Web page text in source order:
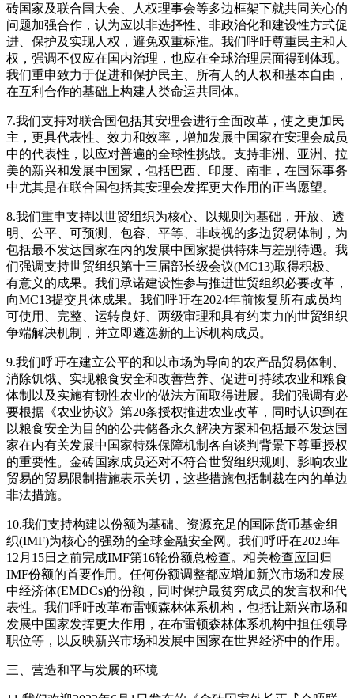
砖国家及联合国大会、人权理事会等多边框架下就共同关心的
问题加强合作，认为应以非选择性、非政治化和建设性方式促
进、保护及实现人权，避免双重标准。我们呼吁尊重民主和人
权，强调不仅应在国内治理，也应在全球治理层面得到体现。
我们重申致力于促进和保护民主、所有人的人权和基本自由，
在互利合作的基础上构建人类命运共同体。
7.我们支持对联合国包括其安理会进行全面改革，使之更加民
主，更具代表性、效力和效率，增加发展中国家在安理会成员
中的代表性，以应对普遍的全球性挑战。支持非洲、亚洲、拉
美的新兴和发展中国家，包括巴西、印度、南非，在国际事务
中尤其是在联合国包括其安理会发挥更大作用的正当愿望。
8.我们重申支持以世贸组织为核心、以规则为基础，开放、透
明、公平、可预测、包容、平等、非歧视的多边贸易体制，为
包括最不发达国家在内的发展中国家提供特殊与差别待遇。我
们强调支持世贸组织第十三届部长级会议(MC13)取得积极、
有意义的成果。我们承诺建设性参与推进世贸组织必要改革，
向MC13提交具体成果。我们呼吁在2024年前恢复所有成员均
可使用、完整、运转良好、两级审理和具有约束力的世贸组织
争端解决机制，并立即遴选新的上诉机构成员。
9.我们呼吁在建立公平的和以市场为导向的农产品贸易体制、
消除饥饿、实现粮食安全和改善营养、促进可持续农业和粮食
体制以及实施有韧性农业的做法方面取得进展。我们强调有必
要根据《农业协议》第20条授权推进农业改革，同时认识到在
以粮食安全为目的的公共储备永久解决方案和包括最不发达国
家在内有关发展中国家特殊保障机制各自谈判背景下尊重授权
的重要性。金砖国家成员还对不符合世贸组织规则、影响农业
贸易的贸易限制措施表示关切，这些措施包括制裁在内的单边
非法措施。
10.我们支持构建以份额为基础、资源充足的国际货币基金组
织(IMF)为核心的强劲的全球金融安全网。我们呼吁在2023年
12月15日之前完成IMF第16轮份额总检查。相关检查应回归
IMF份额的首要作用。任何份额调整都应增加新兴市场和发展
中经济体(EMDCs)的份额，同时保护最贫穷成员的发言权和代
表性。我们呼吁改革布雷顿森林体系机构，包括让新兴市场和
发展中国家发挥更大作用，在布雷顿森林体系机构中担任领导
职位等，以反映新兴市场和发展中国家在世界经济中的作用。
三、营造和平与发展的环境